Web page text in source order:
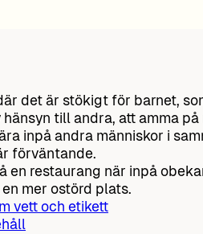
det är stökigt för barnet,
hänsyn till andra, att amma
inpå andra människor i
förväntande.
en restaurang när inpå
mer ostörd plats.
vett och etikett